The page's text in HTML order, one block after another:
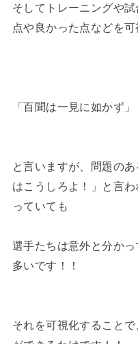
そしてトレーニングや
点や良かった点などを
「百聞は一見に如かず」
と言いますが、問題の
はこうしろよ！」と言
っていても
選手たちは意外と分か
多いです！！
それを可視化すること